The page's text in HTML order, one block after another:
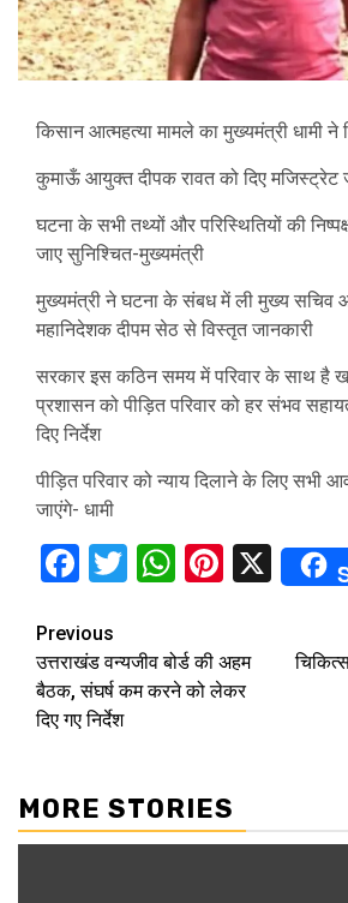
किसान आत्महत्या मामले का मुख्यमंत्री धामी ने
कुमाऊँ आयुक्त दीपक रावत को दिए मजिस्ट्रेट
घटना के सभी तथ्यों और परिस्थितियों की
जाए सुनिश्चित-मुख्यमंत्री
मुख्यमंत्री ने घटना के संबध में ली मुख्य सचिव
महानिदेशक दीपम सेठ से विस्तृत जानकारी
सरकार इस कठिन समय में परिवार के साथ है
प्रशासन को पीड़ित परिवार को हर संभव
दिए निर्देश
पीड़ित परिवार को न्याय दिलाने के लिए सभी
जाएंगे- धामी
Facebook
Twitter
WhatsApp
X
Continue
Reading
Previous
उत्तराखंड वन्यजीव बोर्ड की अहम
बैठक, संघर्ष कम करने को लेकर
दिए गए निर्देश
MORE STORIES